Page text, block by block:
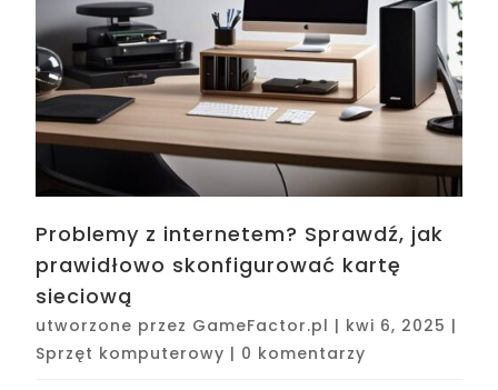
Problemy z internetem? Sprawdź, jak
prawidłowo skonfigurować kartę
sieciową
utworzone przez GameFactor.pl | kwi 6, 2025 |
Sprzęt komputerowy | 0 komentarzy